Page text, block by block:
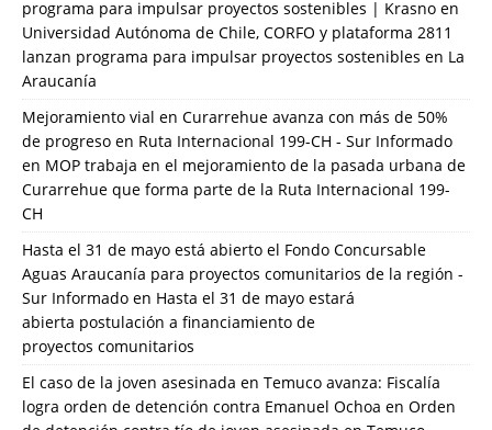
programa para impulsar proyectos sostenibles | Krasno en
Universidad Autónoma de Chile, CORFO y plataforma 2811
lanzan programa para impulsar proyectos sostenibles en La
Araucanía
Mejoramiento vial en Curarrehue avanza con más de 50%
de progreso en Ruta Internacional 199-CH - Sur Informado
en MOP trabaja en el mejoramiento de la pasada urbana de
Curarrehue que forma parte de la Ruta Internacional 199-
CH
Hasta el 31 de mayo está abierto el Fondo Concursable
Aguas Araucanía para proyectos comunitarios de la región -
Sur Informado en Hasta el 31 de mayo estará
abierta postulación a financiamiento de
proyectos comunitarios
El caso de la joven asesinada en Temuco avanza: Fiscalía
logra orden de detención contra Emanuel Ochoa en Orden